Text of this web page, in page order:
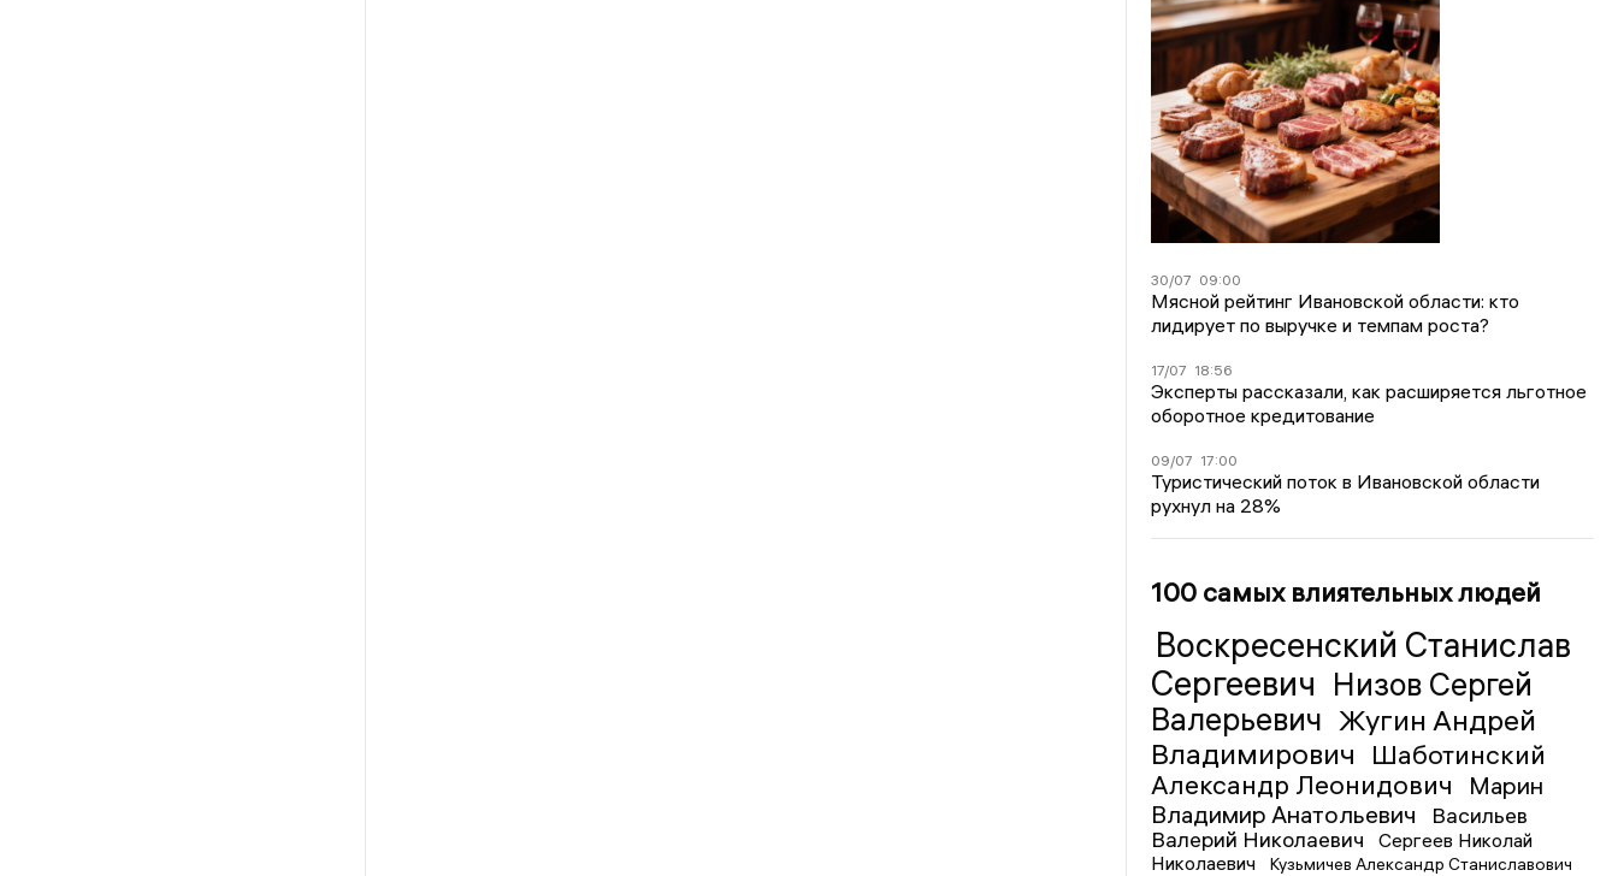
30/07 09:00
Мясной рейтинг Ивановской области: кто
лидирует по выручке и темпам роста?
17/07 18:56
Эксперты рассказали, как расширяется льготное
оборотное кредитование
09/07 17:00
Туристический поток в Ивановской области
рухнул на 28%
100 самых влиятельных людей
Воскресенский Станислав
Сергеевич Низов Сергей
Валерьевич Жугин Андрей
Владимирович
Шаботинский
Александр Леонидович
Марин
Владимир Анатольевич
Васильев
Валерий Николаевич
Сергеев Николай
Николаевич
Кузьмичев Александр Станиславович